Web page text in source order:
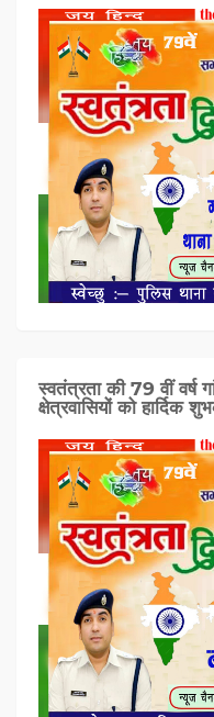
स्वतंत्रता की 79 वीं वर्ष
क्षेत्रवासियों को हार्दिक